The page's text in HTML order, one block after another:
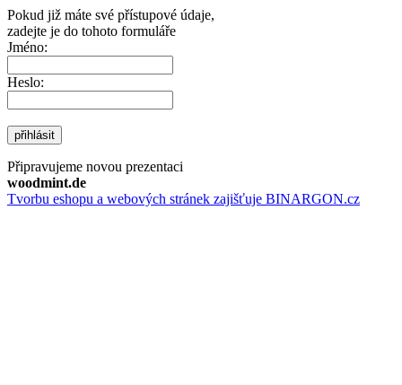
Pokud již máte své přístupové údaje,
zadejte je do tohoto formuláře
Jméno:
Heslo:
přihlásit
Připravujeme novou prezentaci
woodmint.de
Tvorbu eshopu a webových stránek zajišťuje BINARGON.cz